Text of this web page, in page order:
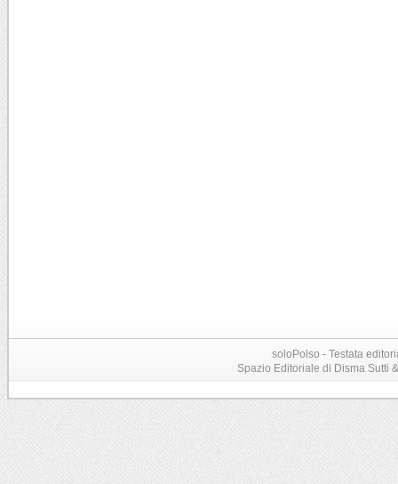
soloPolso - Testata
Spazio Editoriale di Disma Sutti